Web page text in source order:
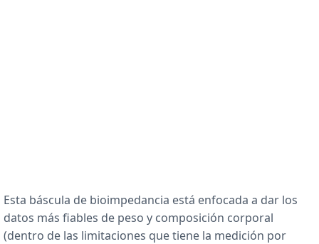
Esta báscula de bioimpedancia está enfocada a dar los
datos más fiables de peso y composición corporal
(dentro de las limitaciones que tiene la medición por